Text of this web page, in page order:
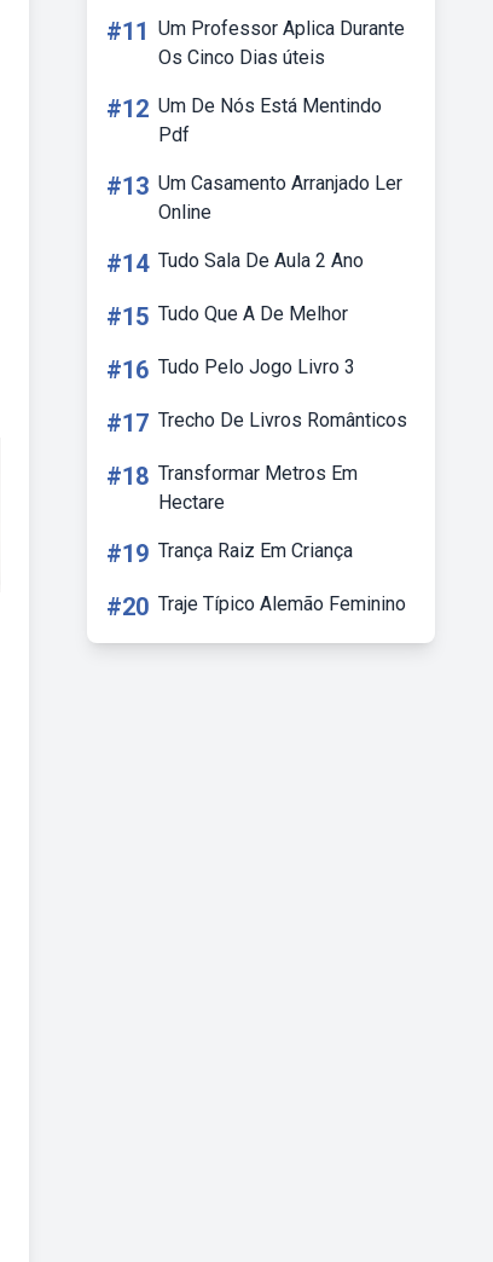
#11 Um Professor Aplica Durante
Os Cinco Dias úteis
#12 Um De Nós Está Mentindo
Pdf
#13 Um Casamento Arranjado Ler
Online
#14 Tudo Sala De Aula 2 Ano
#15 Tudo Que A De Melhor
#16 Tudo Pelo Jogo Livro 3
#17 Trecho De Livros Românticos
#18 Transformar Metros Em
Hectare
#19 Trança Raiz Em Criança
#20 Traje Típico Alemão Feminino